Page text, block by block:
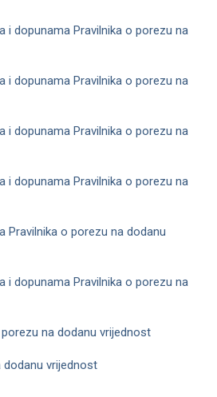
i dopunama Pravilnika o porezu na
i dopunama Pravilnika o porezu na
i dopunama Pravilnika o porezu na
i dopunama Pravilnika o porezu na
Pravilnika o porezu na dodanu
i dopunama Pravilnika o porezu na
na dodanu vrijednost
dodanu vrijednost